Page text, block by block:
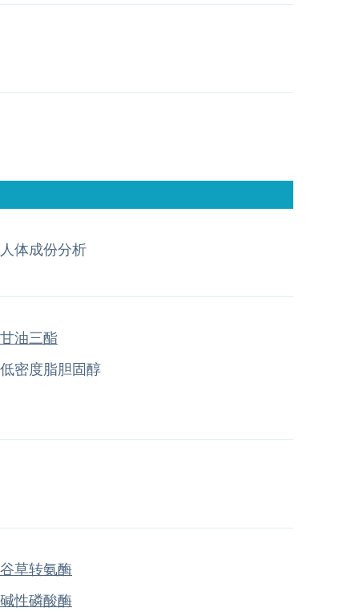
人体成份分析
甘油三酯
低密度脂胆固醇
谷草转氨酶
碱性磷酸酶